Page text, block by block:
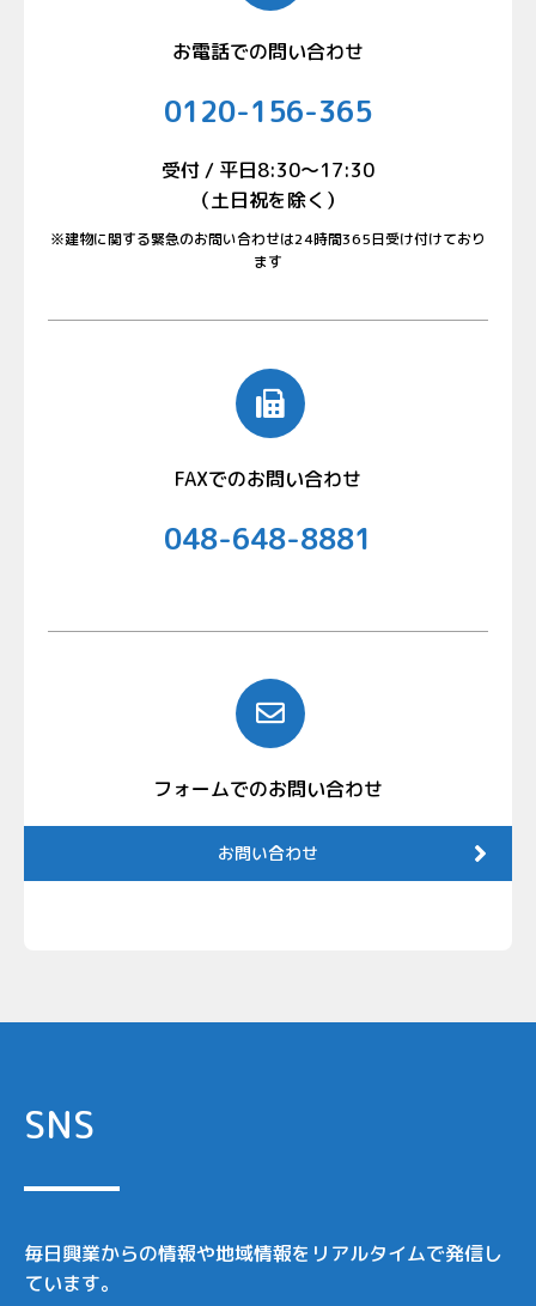
お電話での問い合わせ
0120-156-365
受付 / 平日8:30〜17:30
（土日祝を除く）
※建物に関する緊急のお問い合わせは24時間365日受け付けており
ます
FAXでのお問い合わせ
048-648-8881
フォームでのお問い合わせ
お問い合わせ
SNS
毎日興業からの情報や地域情報をリアルタイムで発信し
ています。